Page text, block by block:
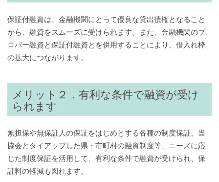
保証付融資は、金融機関にとって優良な貸出債権となること
から、融資をスムーズに受けられます。また、金融機関のプ
ロパー融資と保証付融資とを併用することにより、借入れ枠
の拡大につながります。
メリット２．有利な条件で融資が受け
られます
無担保や無保証人の保証をはじめとする各種の制度保証、当
協会とタイアップした県・市町村の融資制度等、ニーズに応
じた制度保証を活用して、有利な条件で融資が受けられ、保
証料の軽減も図れます。